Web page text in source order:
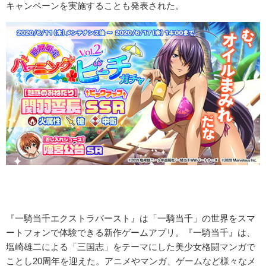
キャンペーンを実施することも発表された。
『一騎当千エクストラバースト』は「一騎当千」の世界をスマ
ートフォンで体験できる新作ゲームアプリ。『一騎当千』は、
塩崎雄二による「三国志」をテーマにした美少女格闘マンガで
ことし20周年を迎えた。アニメやマンガ、ゲームなど様々なメ